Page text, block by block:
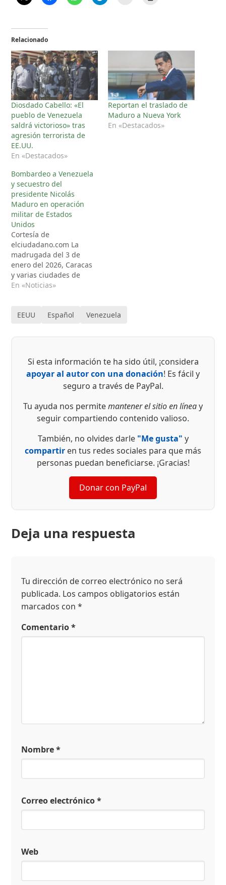
Relacionado
Diosdado Cabello: «El
pueblo de Venezuela
saldrá victorioso» tras
agresión terrorista de
EE.UU.
En «Destacados»
Reportan el traslado de
Maduro a Nueva York
En «Destacados»
Bombardeo a Venezuela
y secuestro del
presidente Nicolás
Maduro en operación
militar de Estados
Unidos
Cortesía de
elciudadano.com La
madrugada del 3 de
enero del 2026, Caracas
y varias ciudades de
Venezuela amanecieron
el aire tras orden militar
lugares atacados se…
En «Noticias»
EEUU Español Venezuela
Si esta información te ha sido útil, ¡considera
apoyar al autor con una donación! Es fácil y
seguro a través de PayPal.
Tu ayuda nos permitemantener el sitio en líneay
seguir compartiendo contenido valioso.
También, no olvides darle "Me gusta" y
compartir en tus redes sociales para que más
personas puedan beneficiarse. ¡Gracias!
Donar con PayPal
Deja una respuesta
Tu dirección de correo electrónico no será
publicada. Los campos obligatorios están
marcados con*
Comentario*
Nombre*
Correo electrónico*
Web